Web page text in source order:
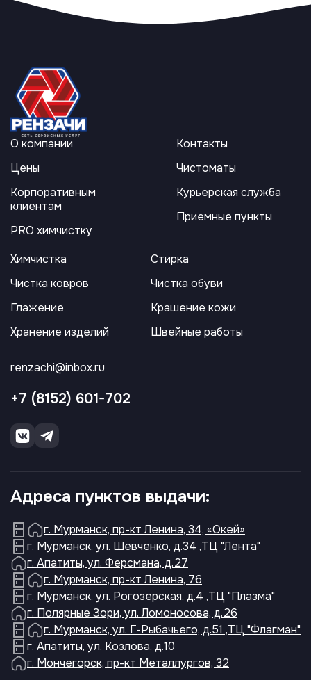
О компании
Цены
Корпоративным
клиентам
PRO химчистку
Контакты
Чистоматы
Курьерская служба
Приемные пункты
Химчистка
Чистка ковров
Глажение
Хранение изделий
Стирка
Чистка обуви
Крашение кожи
Швейные работы
renzachi@inbox.ru
+7 (8152) 601-702
Адреса пунктов выдачи:
г. Мурманск, пр-кт Ленина, 34, «Окей»
г. Мурманск, ул. Шевченко, д.34 ,ТЦ "Лента"
г. Апатиты, ул. Ферсмана, д.27
г. Мурманск, пр-кт Ленина, 76
г. Мурманск, ул. Рогозерская, д.4 ,ТЦ "Плазма"
г. Полярные Зори, ул. Ломоносова, д.26
г. Мурманск, ул. Г-Рыбачьего, д.51 ,ТЦ "Флагман"
г. Апатиты, ул. Козлова, д.10
г. Мончегорск, пр-кт Металлургов, 32